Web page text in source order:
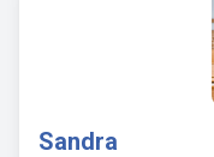
Sandra